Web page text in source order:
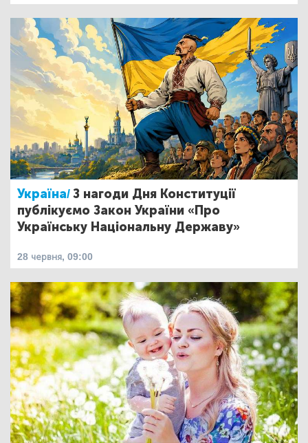
Україна/З нагоди Дня Конституції
публікуємо Закон України «Про
Українську Національну Державу»
28 червня, 09:00